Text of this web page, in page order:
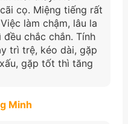
cọ. Miệng tiếng rất
làm chậm, lâu la
đều chắc chắn. Tính
trì trệ, kéo dài, gặp
gặp tốt thì tăng
Minh